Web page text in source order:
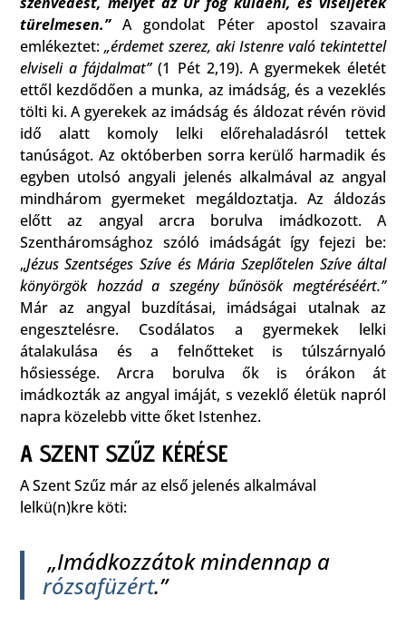
türelmesen.”A gondolat Péter apostol szavaira
emlékeztet: „érdemet szerez, aki Istenre való tekintettel
elviseli a fájdalmat”(1 Pét 2,19). A gyermekek életét
ettől kezdődően a munka, az imádság, és a vezeklés
tölti ki. A gyerekek az imádság és áldozat révén rövid
idő alatt komoly lelki előrehaladásról tettek
tanúságot. Az októberben sorra kerülő harmadik és
egyben utolsó angyali jelenés alkalmával az angyal
mindhárom gyermeket megáldoztatja. Az áldozás
előtt az angyal arcra borulva imádkozott. A
Szentháromsághoz szóló imádságát így fejezi be:
„Jézus Szentséges Szíve és Mária Szeplőtelen Szíve által
könyörgök hozzád a szegény bűnösök megtéréséért.”
Már az angyal buzdításai, imádságai utalnak az
engesztelésre. Csodálatos a gyermekek lelki
átalakulása és a felnőtteket is túlszárnyaló
hősiessége. Arcra borulva ők is órákon át
imádkozták az angyal imáját, s vezeklő életük napról
napra közelebb vitte őket Istenhez.
A SZENT SZŰZ KÉRÉSE
A Szent Szűz már az első jelenés alkalmával
lelkü(n)kre köti:
„Imádkozzátok mindennap a
rózsafüzért.”